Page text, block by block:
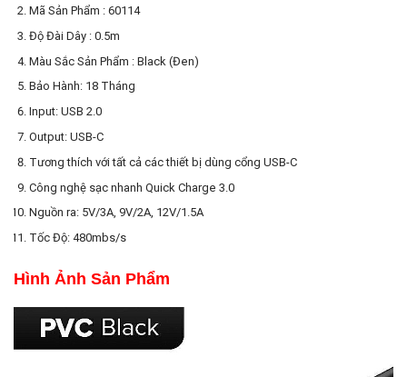
Mã Sản Phẩm : 60114
Độ Đài Dây : 0.5m
Màu Sắc Sản Phẩm : Black (Đen)
Bảo Hành: 18 Tháng
Input: USB 2.0
Output: USB-C
Tương thích với tất cả các thiết bị dùng cổng USB-C
Công nghệ sạc nhanh Quick Charge 3.0
Nguồn ra: 5V/3A, 9V/2A, 12V/1.5A
Tốc Độ: 480mbs/s
Hình Ảnh Sản Phẩm